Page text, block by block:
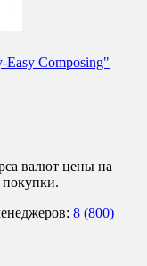
Easy Composing"
валют цены на
покупки.
8 (800)